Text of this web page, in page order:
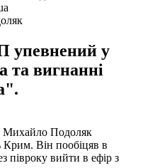
упевнений у
та вигнанні
Михайло Подоляк
Крим. Він пообіцяв в
півроку вийти в ефір з